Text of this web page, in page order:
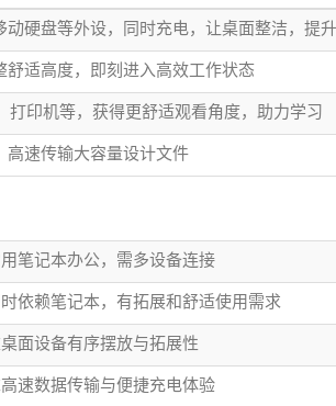
硬盘等外设，同时充电，让桌面整洁，提
适高度，即刻进入高效工作状态
打印机等，获得更舒适观看角度，助力学习
速传输大容量设计文件
笔记本办公，需多设备连接
依赖笔记本，有拓展和舒适使用需求
面设备有序摆放与拓展性
速数据传输与便捷充电体验